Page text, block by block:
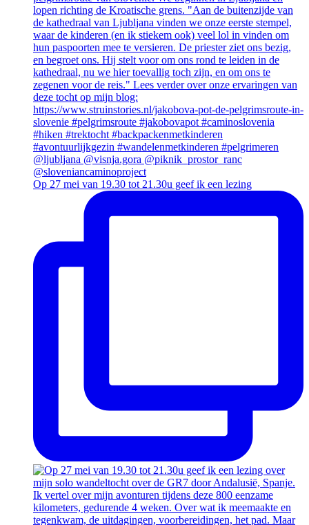
Op 27 mei van 19.30 tot 21.30u geef ik een lezing